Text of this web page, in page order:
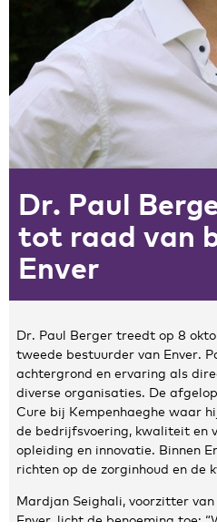
Vrienden van Enver
Onze vrienden
Werkwijze
Nieuws
Contactgegevens
Zakelijke gegevens
Algemeen
Nieuws
Persoonlijke informatie en privacy
Privacyverklaring website
Contact
Dr. Paul
tot raad van
Enver
Dr. Paul Berger treedt op 8
tweede bestuurder van Enver.
achtergrond en ervaring als
diverse organisaties. De
Cure bij Kempenhaeghe waar
de bedrijfsvoering, kwaliteit en
opleiding en innovatie. Binnen
richten op de zorginhoud en de
Mardjan Seighali, voorzitter
Enver, licht de benoeming toe: